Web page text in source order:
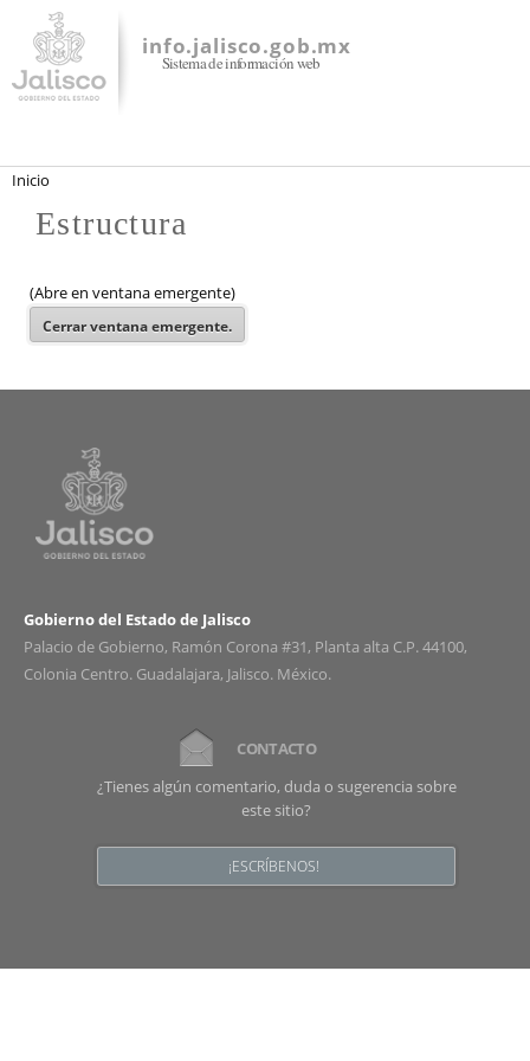
contenido
principal
info.jalisco.gob.mx
Sistema de información web
Se encuentra usted aquí
Inicio
Estructura
(Abre en ventana emergente)
Cerrarventana emergente.
Gobierno del Estado de Jalisco
Palacio de Gobierno, Ramón Corona #31, Planta alta C.P. 44100,
Colonia Centro. Guadalajara, Jalisco. México.
CONTACTO
¿Tienes algún comentario, duda o sugerencia sobre
este sitio?
¡ESCRÍBENOS!